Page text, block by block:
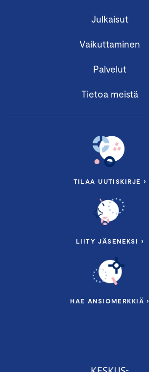
Julkaisut
Vaikuttaminen
Palvelut
Tietoa meistä
TILAA UUTISKIRJE ›
LIITY JÄSENEKSI ›
HAE ANSIOMERKKIÄ ›